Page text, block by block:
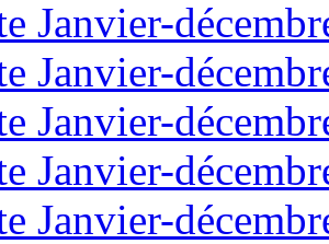
Janvier-
Janvier-
Janvier-
Janvier-
Janvier-